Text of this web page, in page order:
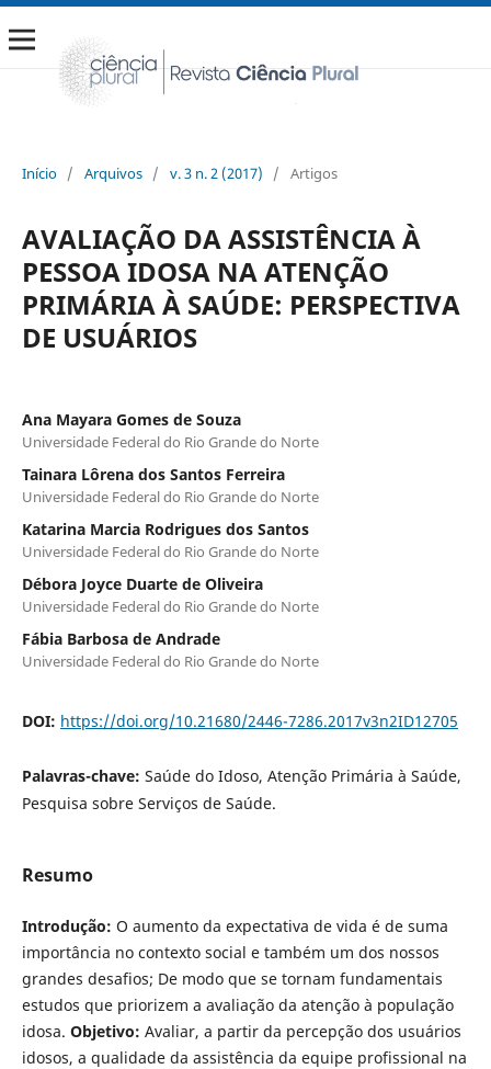
Início / Arquivos / v. 3 n. 2 (2017) / Artigos
AVALIAÇÃO DA ASSISTÊNCIA À
PESSOA IDOSA NA ATENÇÃO
PRIMÁRIA À SAÚDE: PERSPECTIVA
DE USUÁRIOS
Ana Mayara Gomes de Souza
Universidade Federal do Rio Grande do Norte
Tainara Lôrena dos Santos Ferreira
Universidade Federal do Rio Grande do Norte
Katarina Marcia Rodrigues dos Santos
Universidade Federal do Rio Grande do Norte
Débora Joyce Duarte de Oliveira
Universidade Federal do Rio Grande do Norte
Fábia Barbosa de Andrade
Universidade Federal do Rio Grande do Norte
DOI: https://doi.org/10.21680/2446-7286.2017v3n2ID12705
Palavras-chave: Saúde do Idoso, Atenção Primária à Saúde,
Pesquisa sobre Serviços de Saúde.
Resumo
Introdução: O aumento da expectativa de vida é de suma
importância no contexto social e também um dos nossos
grandes desafios; De modo que se tornam fundamentais
estudos que priorizem a avaliação da atenção à população
idosa. Objetivo: Avaliar, a partir da percepção dos usuários
idosos, a qualidade da assistência da equipe profissional na